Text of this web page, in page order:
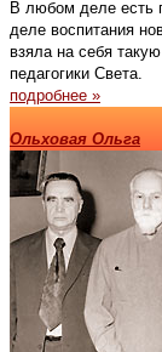
В любом деле есть
деле воспитания
взяла на себя
педагогики Света.
подробнее »
Ольховая Ольга